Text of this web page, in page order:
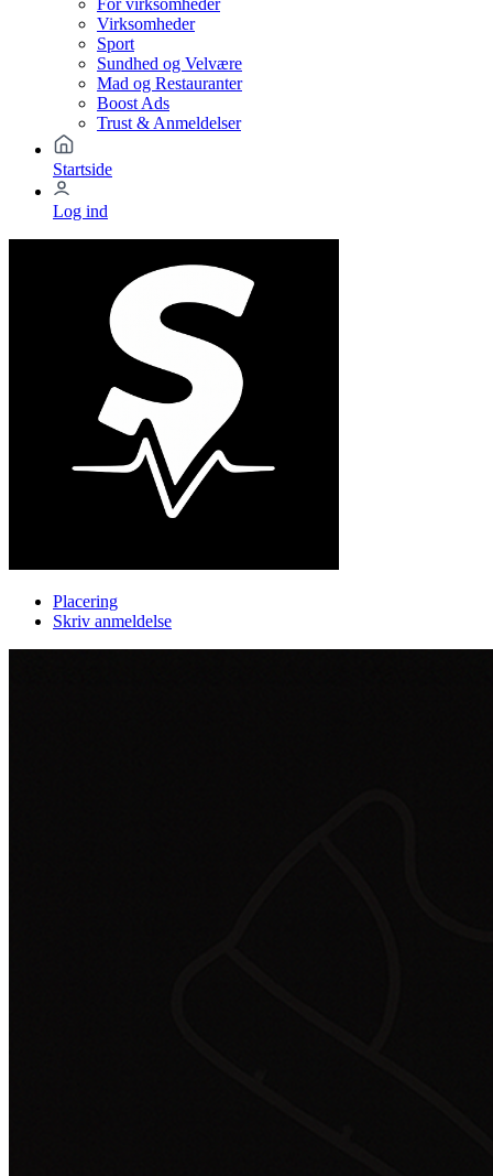
For virksomheder
Virksomheder
Sport
Sundhed og Velvære
Mad og Restauranter
Boost Ads
Trust & Anmeldelser
Startside
Log ind
Placering
Skriv anmeldelse